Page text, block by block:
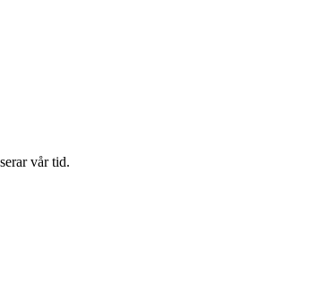
vår tid.